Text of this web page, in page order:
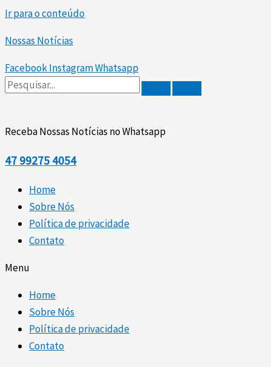
Ir para o conteúdo
Nossas Notícias
FacebookInstagramWhatsapp
Receba Nossas Notícias no Whatsapp
47 99275 4054
Home
Sobre Nós
Política de privacidade
Contato
Menu
Home
Sobre Nós
Política de privacidade
Contato